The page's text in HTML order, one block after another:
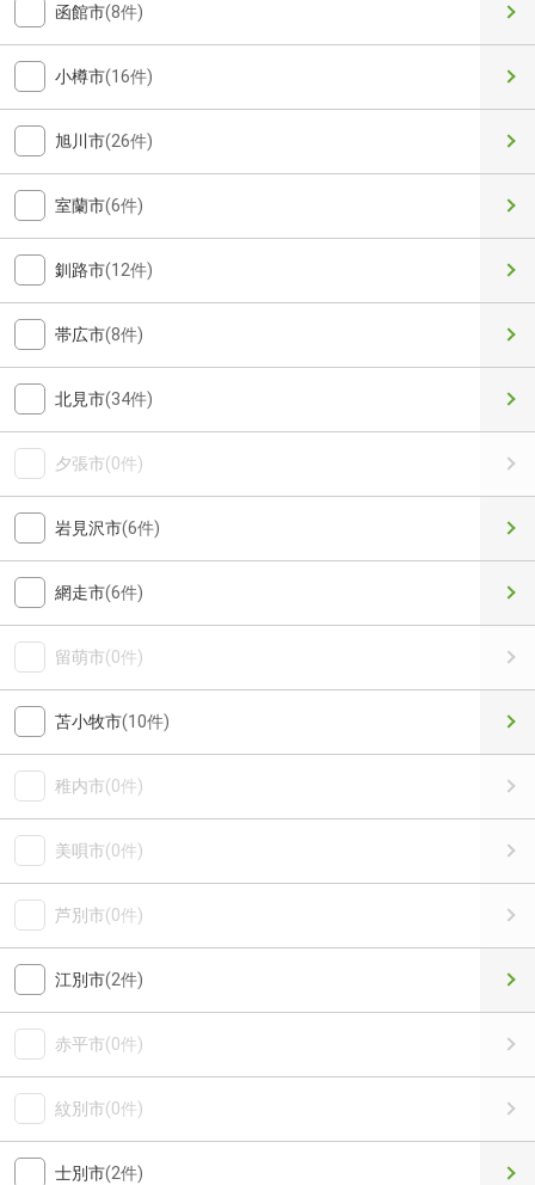
函館市(8件)
小樽市(16件)
旭川市(26件)
室蘭市(6件)
釧路市(12件)
帯広市(8件)
北見市(34件)
夕張市(0件)
岩見沢市(6件)
網走市(6件)
留萌市(0件)
苫小牧市(10件)
稚内市(0件)
美唄市(0件)
芦別市(0件)
江別市(2件)
赤平市(0件)
紋別市(0件)
士別市(2件)